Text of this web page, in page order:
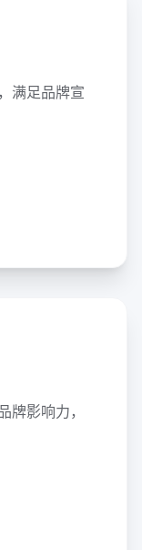
满足品牌宣
牌影响力，